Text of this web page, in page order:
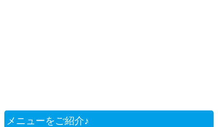
メニューをご紹介♪